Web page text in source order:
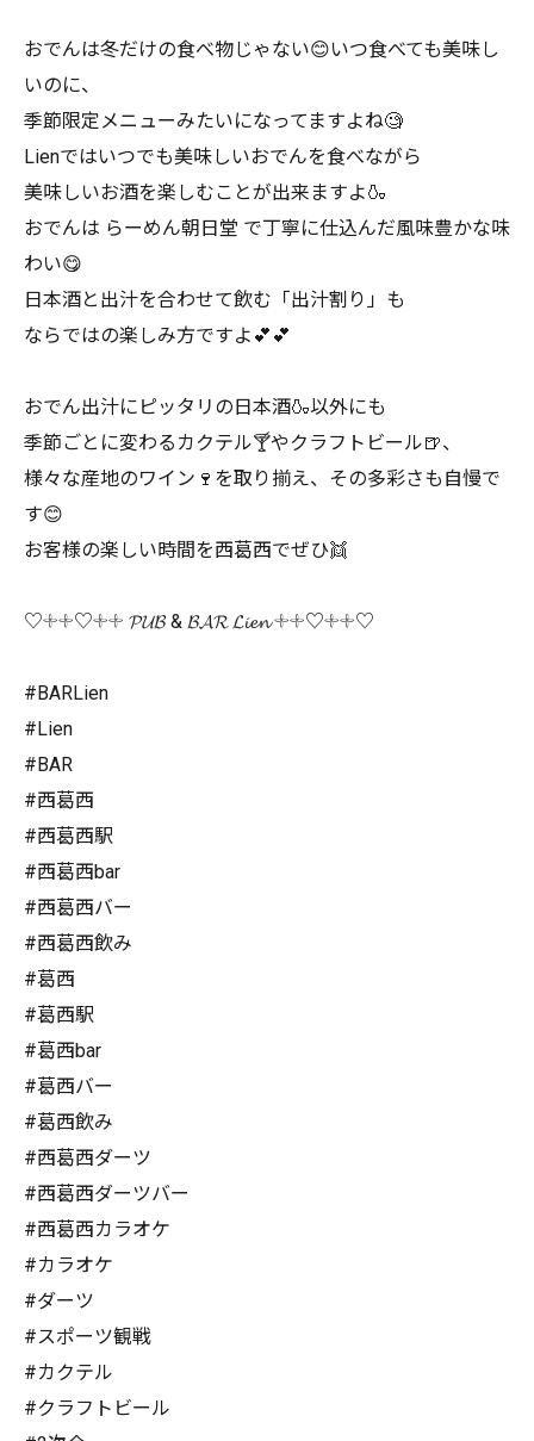
おでんは冬だけの食べ物じゃない😊いつ食べても美味し
いのに、
季節限定メニューみたいになってますよね🧐
Lienではいつでも美味しいおでんを食べながら
美味しいお酒を楽しむことが出来ますよ🍶
おでんは らーめん朝日堂 で丁寧に仕込んだ風味豊かな味
わい😋
日本酒と出汁を合わせて飲む「出汁割り」も
ならではの楽しみ方ですよ💕💕
おでん出汁にピッタリの日本酒🍶以外にも
季節ごとに変わるカクテル🍸やクラフトビール🍺、
様々な産地のワイン🍷を取り揃え、その多彩さも自慢で
す😊
お客様の楽しい時間を西葛西でぜひ👯
♡𓇬𓇬♡𓇬𓇬 𝓟𝓤𝓑 & 𝓑𝓐𝓡 𝓛𝓲𝓮𝓷 𓇬𓇬♡𓇬𓇬♡
#BARLien
#Lien
#BAR
#西葛西
#西葛西駅
#西葛西bar
#西葛西バー
#西葛西飲み
#葛西
#葛西駅
#葛西bar
#葛西バー
#葛西飲み
#西葛西ダーツ
#西葛西ダーツバー
#西葛西カラオケ
#カラオケ
#ダーツ
#スポーツ観戦
#カクテル
#クラフトビール